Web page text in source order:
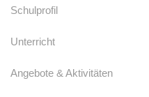
Schulprofil
Unterricht
Angebote & Aktivitäten
Pädagogische